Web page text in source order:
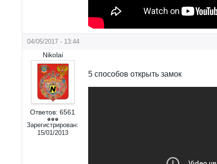
04/05/2017 - 13:44
Nikolai
Ответов: 6561
Зарегистрирован:
15/01/2013
5 способов открыть замок